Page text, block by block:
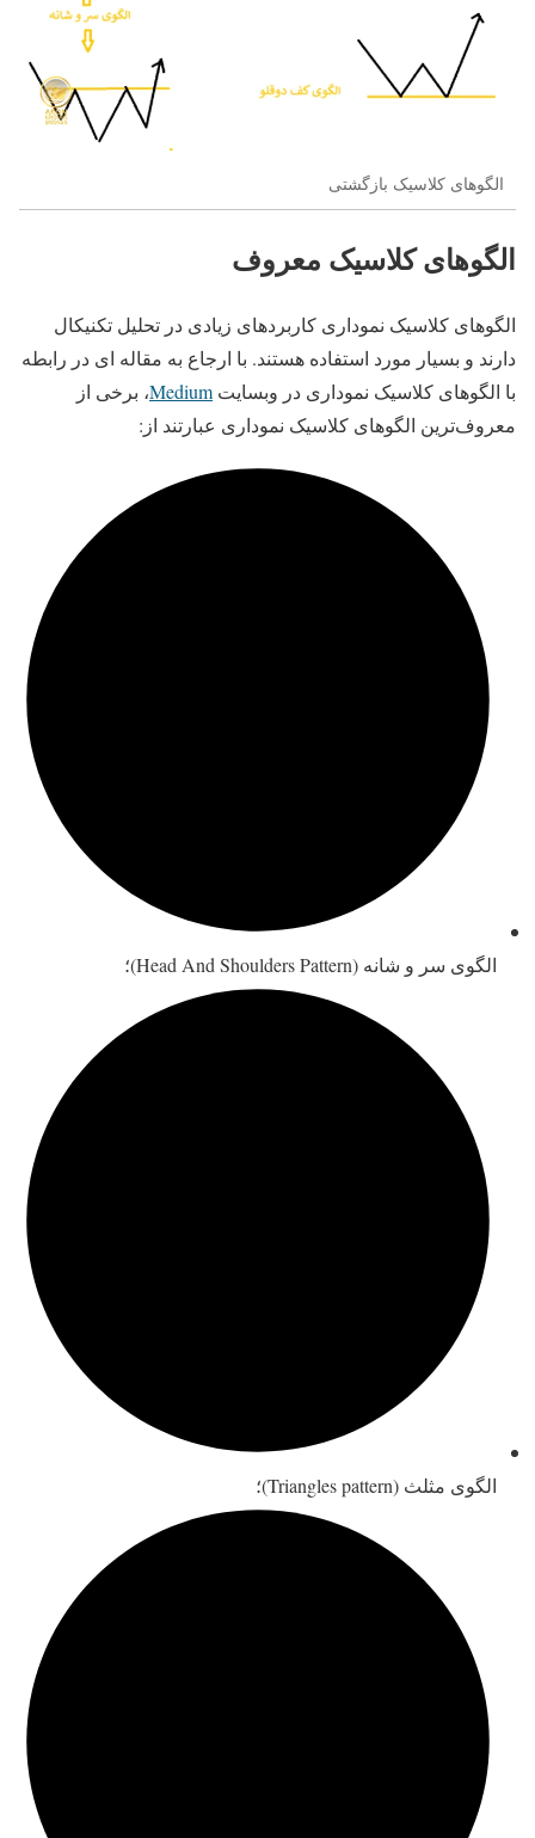
الگوهای کلاسیک بازگشتی
الگوهای کلاسیک معروف
الگوهای کلاسیک نموداری کاربردهای زیادی در تحلیل تکنیکال
دارند و بسیار مورد استفاده هستند. با ارجاع به مقاله ای در رابطه
با الگوهای کلاسیک نموداری در وبسایت Medium، برخی از
معروف‌ترین الگوهای کلاسیک نموداری عبارتند از:
الگوی سر و شانه (Head And Shoulders Pattern)؛
الگوی مثلث (Triangles pattern)؛